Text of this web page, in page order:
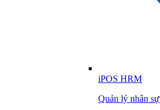
iPOS HRM
Quản lý nhân sự